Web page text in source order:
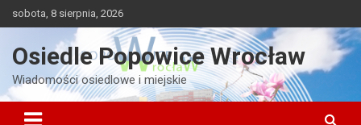
to
sobota, 8 sierpnia, 2026
Osiedle Popowice Wrocław
Wiadomości osiedlowe i miejskie